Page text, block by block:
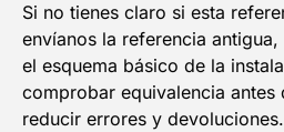
Si no tienes claro si esta
envíanos la referencia
el esquema básico de la
comprobar equivalencia antes
reducir errores y devoluciones.